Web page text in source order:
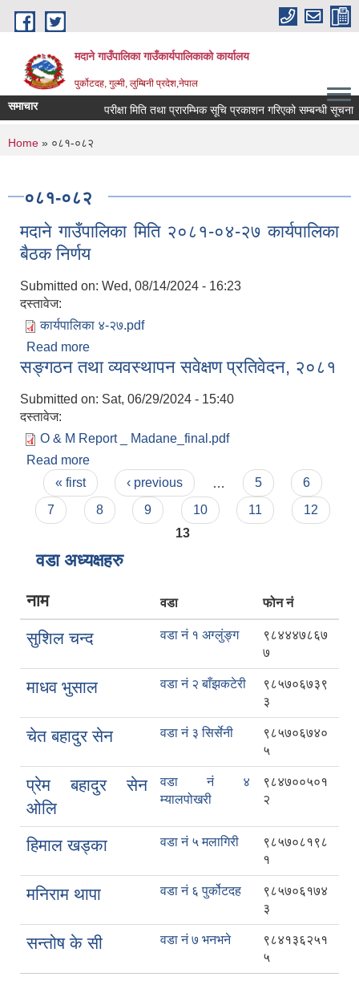
Skip to main content
मदाने गाउँपालिका गाउँकार्यपालिकाको कार्यालय
पुर्कोटदह, गुल्मी, लुम्बिनी प्रदेश,नेपाल
समाचार परीक्षा मिति तथा प्रारम्भिक सूचि प्रकाशन गरिएको सम्बन्धी सूचना
You are here
Home » ०८१-०८२
०८१-०८२
मदाने गाउँपालिका मिति २०८१-०४-२७ कार्यपालिका
बैठक निर्णय
Submitted on: Wed, 08/14/2024 - 16:23
दस्तावेज:
कार्यपालिका ४-२७.pdf
Read more
बैठक निर्णय
सङ्गठन तथा व्यवस्थापन सवेक्षण प्रतिवेदन, २०८१
Submitted on: Sat, 06/29/2024 - 15:40
दस्तावेज:
O & M Report _ Madane_final.pdf
Read more
Pages
« first ‹ previous 5
6
7
8 9 10 11
12
13
वडा अध्यक्षहरु
नाम वडा फोन नं
सुशिल चन्द वडा नं १ अग्लुंङ्ग
९८४४४७८६७
७
माधव भुसाल वडा नं २ बाँझकटेरी
९८५७०६७३९
३
चेत बहादुर सेन वडा नं ३ सिर्सेनी
९८५७०६७४०
५
प्रेम बहादुर सेन
ओलि
वडा नं ४
म्यालपोखरी
९८४७००५०१
२
हिमाल खड्का वडा नं ५ मलागिरी
९८५७०८१९८
१
मनिराम थापा वडा नं ६ पुर्कोटदह
९८५७०६१७४
३
सन्तोष के सी वडा नं ७ भनभने
९८४१३६२५१
५